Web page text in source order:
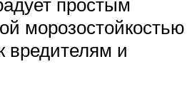
морозостойкостью
вредителям и